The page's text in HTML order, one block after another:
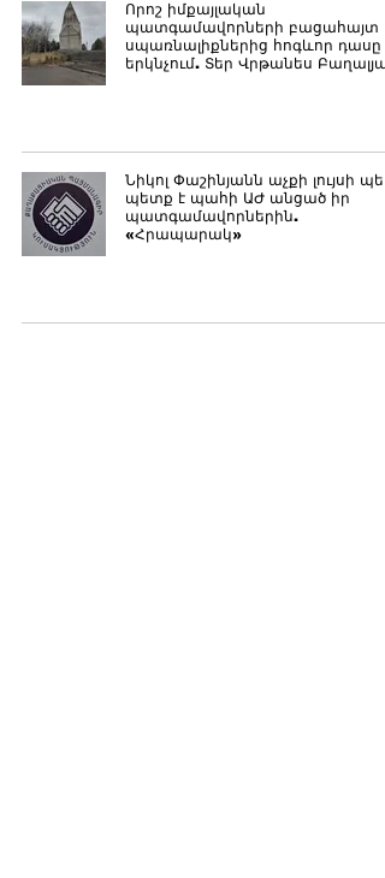
Որոշ իմքայլական
պատգամավորների բացահայտ
սպառնալիքներից հոգևոր դասը
երկնչում. Տեր Վրթանես
Նիկոլ Փաշինյանն աչքի լույսի պես
պետք է պահի ԱԺ անցած իր
պատգամավորներին.
«Հրապարակ»